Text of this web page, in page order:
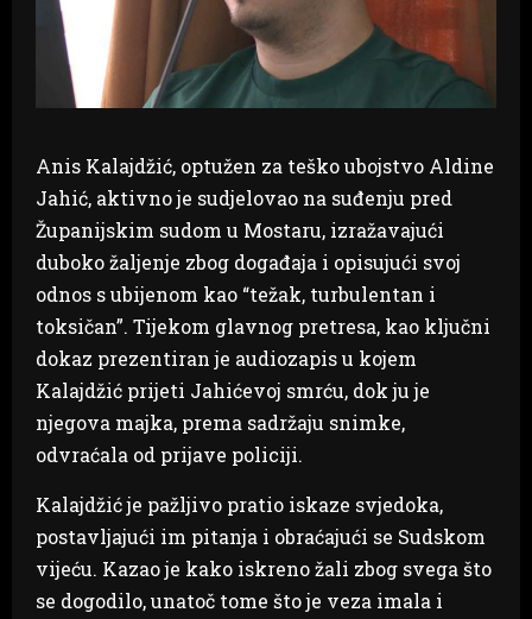
Anis Kalajdžić, optužen za teško ubojstvo Aldine
Jahić, aktivno je sudjelovao na suđenju pred
Županijskim sudom u Mostaru, izražavajući
duboko žaljenje zbog događaja i opisujući svoj
odnos s ubijenom kao “težak, turbulentan i
toksičan”. Tijekom glavnog pretresa, kao ključni
dokaz prezentiran je audiozapis u kojem
Kalajdžić prijeti Jahićevoj smrću, dok ju je
njegova majka, prema sadržaju snimke,
odvraćala od prijave policiji.
Kalajdžić je pažljivo pratio iskaze svjedoka,
postavljajući im pitanja i obraćajući se Sudskom
vijeću. Kazao je kako iskreno žali zbog svega što
se dogodilo, unatoč tome što je veza imala i